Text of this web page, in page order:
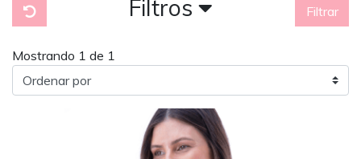
Filtros Filtrar
Mostrando 1 de 1